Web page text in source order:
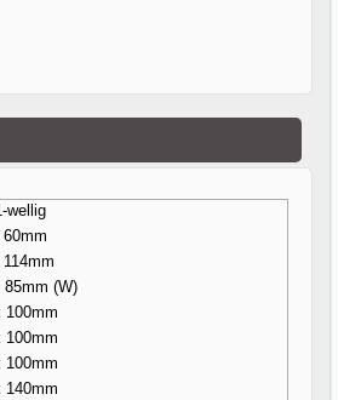
wellig
85mm (W)
100mm
100mm
100mm
140mm